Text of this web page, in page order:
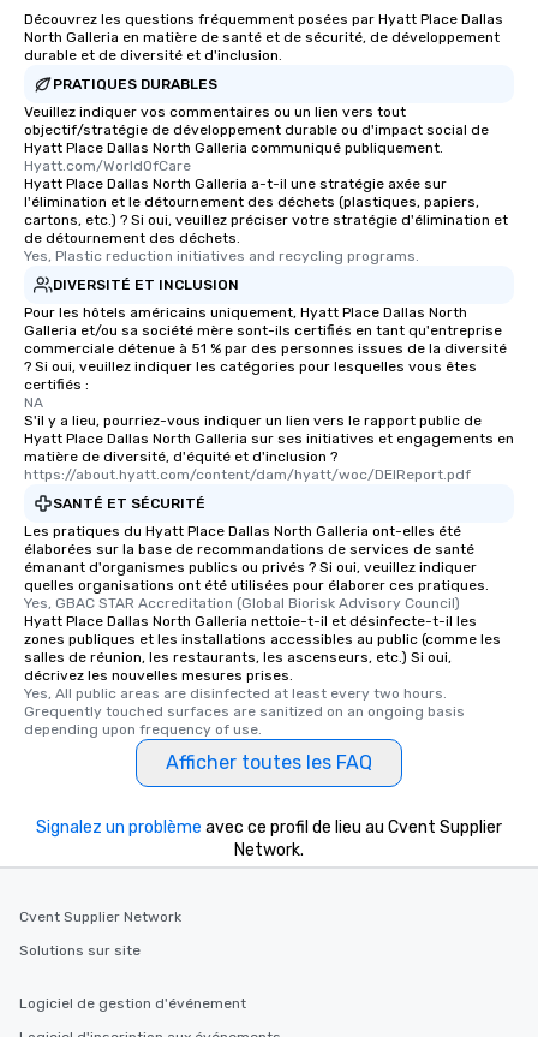
restaurant or being
What’s more, your
a special warm
from the restaurant
be printed featuring
which can be an
those Instagram
as well as an event
for groups that desire
glittering lights of The
Smacking Foodie
experienced, and all
remember. Our one-
are special, from the
last. It’s an
will reminisce about
leave. Location, Location, Location
convenient and
walking distance of
members a chance to
Découvrez les questions fréquemment posées par Hyatt Place Dallas
North Galleria en matière de santé et de sécurité, de développement
durable et de diversité et d'inclusion.
PRATIQUES DURABLES
Veuillez indiquer vos commentaires ou un lien vers tout
objectif/stratégie de développement durable ou d'impact social de
Hyatt Place Dallas North Galleria communiqué publiquement.
Hyatt.com/WorldOfCare
Hyatt Place Dallas North Galleria a-t-il une stratégie axée sur
l'élimination et le détournement des déchets (plastiques, papiers,
cartons, etc.) ? Si oui, veuillez préciser votre stratégie d'élimination et
de détournement des déchets.
Yes, Plastic reduction initiatives and recycling programs.
DIVERSITÉ ET INCLUSION
Pour les hôtels américains uniquement, Hyatt Place Dallas North
Galleria et/ou sa société mère sont-ils certifiés en tant qu'entreprise
commerciale détenue à 51 % par des personnes issues de la diversité
? Si oui, veuillez indiquer les catégories pour lesquelles vous êtes
certifiés :
NA
S'il y a lieu, pourriez-vous indiquer un lien vers le rapport public de
Hyatt Place Dallas North Galleria sur ses initiatives et engagements en
matière de diversité, d'équité et d'inclusion ?
https://about.hyatt.com/content/dam/hyatt/woc/DEIReport.pdf
SANTÉ ET SÉCURITÉ
Les pratiques du Hyatt Place Dallas North Galleria ont-elles été
élaborées sur la base de recommandations de services de santé
émanant d'organismes publics ou privés ? Si oui, veuillez indiquer
quelles organisations ont été utilisées pour élaborer ces pratiques.
Yes, GBAC STAR Accreditation (Global Biorisk Advisory Council)
Hyatt Place Dallas North Galleria nettoie-t-il et désinfecte-t-il les
zones publiques et les installations accessibles au public (comme les
salles de réunion, les restaurants, les ascenseurs, etc.) Si oui,
décrivez les nouvelles mesures prises.
Yes, All public areas are disinfected at least every two hours.
Grequently touched surfaces are sanitized on an ongoing basis
depending upon frequency of use.
Afficher toutes les FAQ
Signalez un problème avec ce profil de lieu au Cvent Supplier
Network.
Cvent Supplier Network
Solutions sur site
Logiciel de gestion d'événement